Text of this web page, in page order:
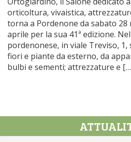
orticoltura, vivaistica,
torna a Pordenone da sabato 28
aprile per la sua 41ª edizione.
pordenonese, in viale Treviso,
fiori e piante da esterno, da
bulbi e sementi; attrezzature e